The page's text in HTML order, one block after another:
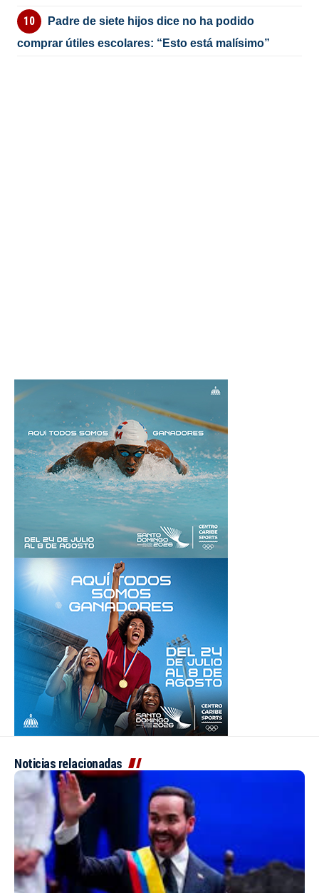
Padre de siete hijos dice no ha podido
comprar útiles escolares: “Esto está malísimo”
Noticias relacionadas